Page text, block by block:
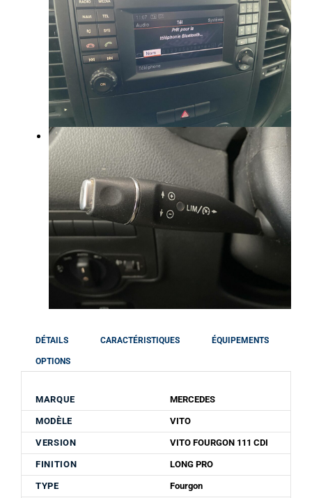
DÉTAILS CARACTÉRISTIQUES ÉQUIPEMENTS
OPTIONS
MARQUE MERCEDES
MODÈLE VITO
VERSION VITO FOURGON 111 CDI
FINITION LONG PRO
TYPE Fourgon